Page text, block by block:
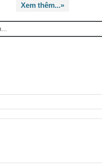
Xem thêm...»